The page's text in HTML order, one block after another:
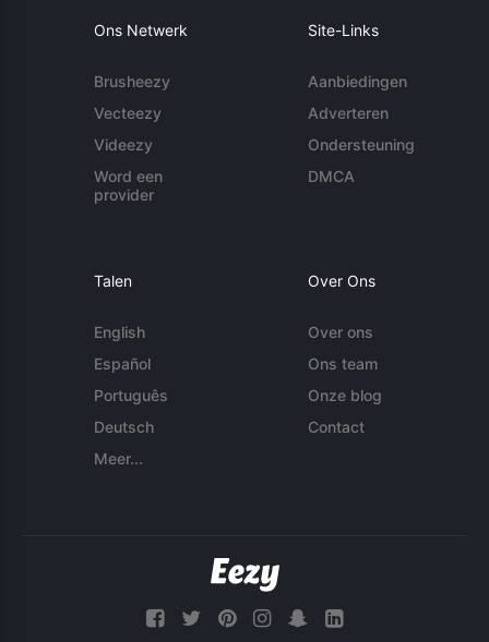
Ons Netwerk
Brusheezy
Vecteezy
Videezy
Word een
provider
Site-Links
Aanbiedingen
Adverteren
Ondersteuning
DMCA
Talen
English
Español
Português
Deutsch
Meer...
Over Ons
Over ons
Ons team
Onze blog
Contact